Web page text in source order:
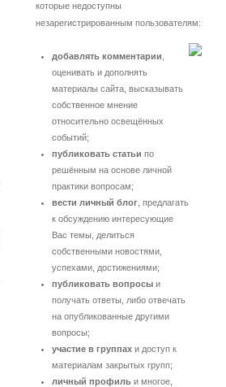
которые недоступны
незарегистрированным пользователям:
добавлять комментарии
оценивать и дополнять
материалы сайта, высказывать
собственное мнение
относительно освещённых
событий;
публиковать статьи по
решённым на основе личной
практики вопросам;
вести личный блог , предлагать
к обсуждению интересующие
Вас темы, делиться
собственными новостями,
успехами, достижениями;
публиковать вопросы и
получать ответы, либо отвечать
на опубликованные другими
вопросы;
участие в группах и доступ к
материалам закрытых групп;
личный профиль и многое,